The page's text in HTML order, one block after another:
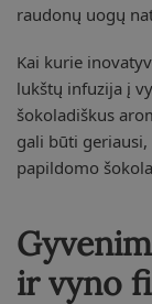
raudonų uogų
Kai kurie
lukštų infuzija į
šokoladiškus
gali būti
papildomo
ir vyno